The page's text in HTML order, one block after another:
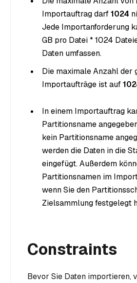
Importauftrag darf1024
Jede Importanforderung
GB pro Datei * 1024
Daten umfassen.
Die maximale Anzahl der
Importaufträge ist auf
In einem Importauftrag
Partitionsname
kein Partitionsname
werden die Daten in die
eingefügt. Außerdem
Partitionsnamen im
wenn Sie den
Zielsammlung festgelegt
Constraints
Bevor Sie Daten importieren,